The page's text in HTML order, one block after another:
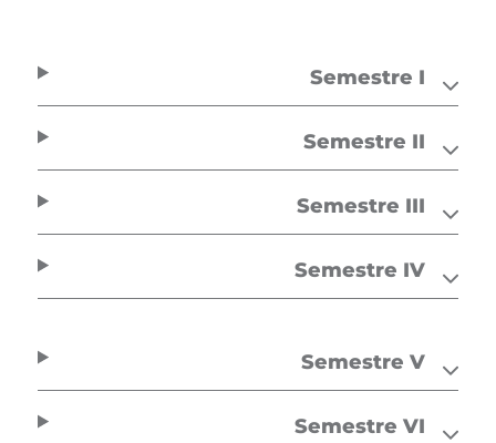
Semestre I
Semestre II
Semestre III
Semestre IV
Semestre V
Semestre VI